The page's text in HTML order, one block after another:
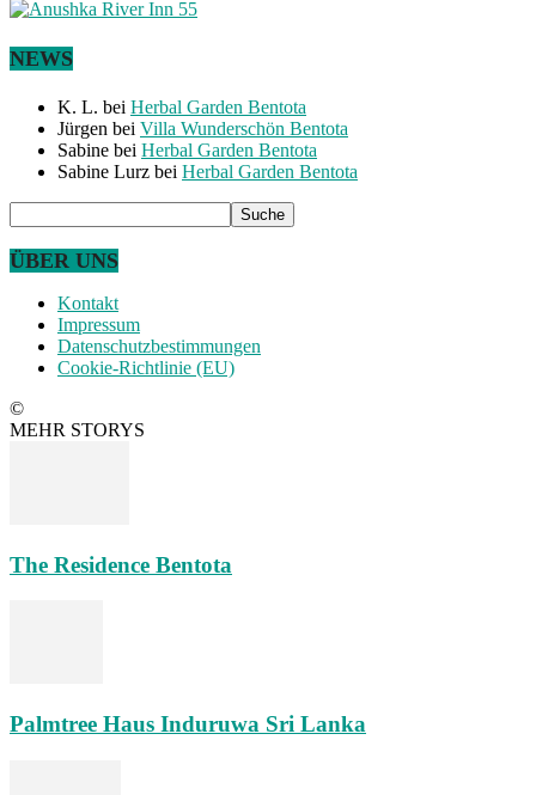
NEWS
K. L. bei Herbal Garden Bentota
Jürgen bei Villa Wunderschön Bentota
Sabine bei Herbal Garden Bentota
Sabine Lurz bei Herbal Garden Bentota
ÜBER UNS
Kontakt
Impressum
Datenschutzbestimmungen
Cookie-Richtlinie (EU)
©
MEHR STORYS
The Residence Bentota
Palmtree Haus Induruwa Sri Lanka